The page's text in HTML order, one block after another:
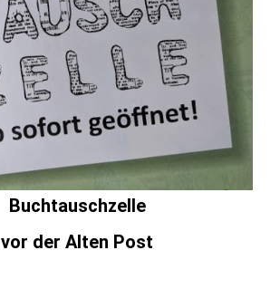
Buchtauschzelle
vor der Alten Post